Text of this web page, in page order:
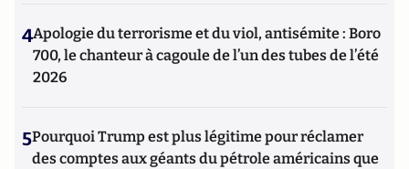
4Apologie du terrorisme et du viol, antisémite : Boro
700, le chanteur à cagoule de l’un des tubes de l’été
2026
5Pourquoi Trump est plus légitime pour réclamer
des comptes aux géants du pétrole américains que